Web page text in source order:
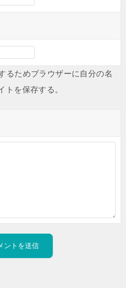
るためブラウザーに自分の名
トを保存する。